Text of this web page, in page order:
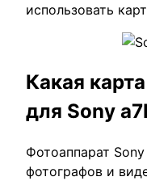
использовать
Какая
для Sony
Фотоаппарат
фотографов и